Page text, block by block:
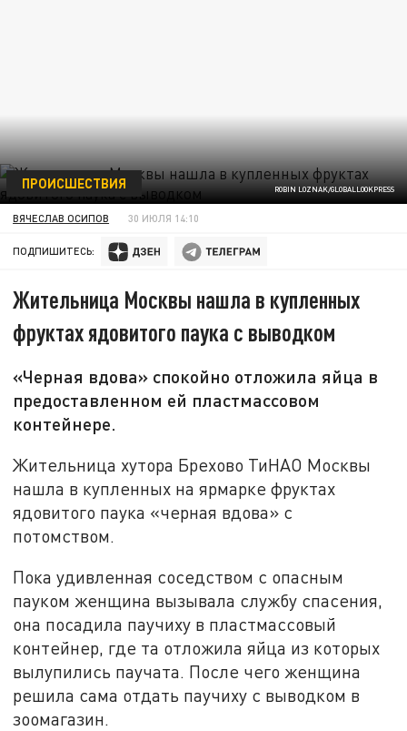
ROBIN LOZNAK/GLOBALLOOKPRESS
ПРОИСШЕСТВИЯ
ВЯЧЕСЛАВ ОСИПОВ 30 ИЮЛЯ 14:10
ПОДПИШИТЕСЬ:
Жительница Москвы нашла в купленных
фруктах ядовитого паука с выводком
«Черная вдова» спокойно отложила яйца в
предоставленном ей пластмассовом
контейнере.
Жительница хутора Брехово ТиНАО Москвы
нашла в купленных на ярмарке фруктах
ядовитого паука «черная вдова» с
потомством.
Пока удивленная соседством с опасным
пауком женщина вызывала службу спасения,
она посадила паучиху в пластмассовый
контейнер, где та отложила яйца из которых
вылупились паучата. После чего женщина
решила сама отдать паучиху с выводком в
зоомагазин.